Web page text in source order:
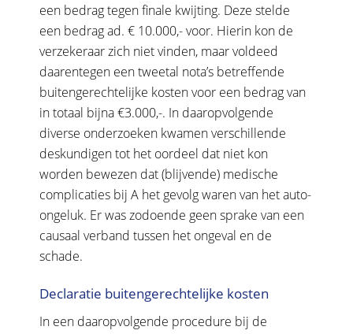
een bedrag tegen finale kwijting. Deze stelde
een bedrag ad. € 10.000,- voor. Hierin kon de
verzekeraar zich niet vinden, maar voldeed
daarentegen een tweetal nota’s betreffende
buitengerechtelijke kosten voor een bedrag van
in totaal bijna €3.000,-. In daaropvolgende
diverse onderzoeken kwamen verschillende
deskundigen tot het oordeel dat niet kon
worden bewezen dat (blijvende) medische
complicaties bij A het gevolg waren van het auto-
ongeluk. Er was zodoende geen sprake van een
causaal verband tussen het ongeval en de
schade.
Declaratie buitengerechtelijke kosten
In een daaropvolgende procedure bij de